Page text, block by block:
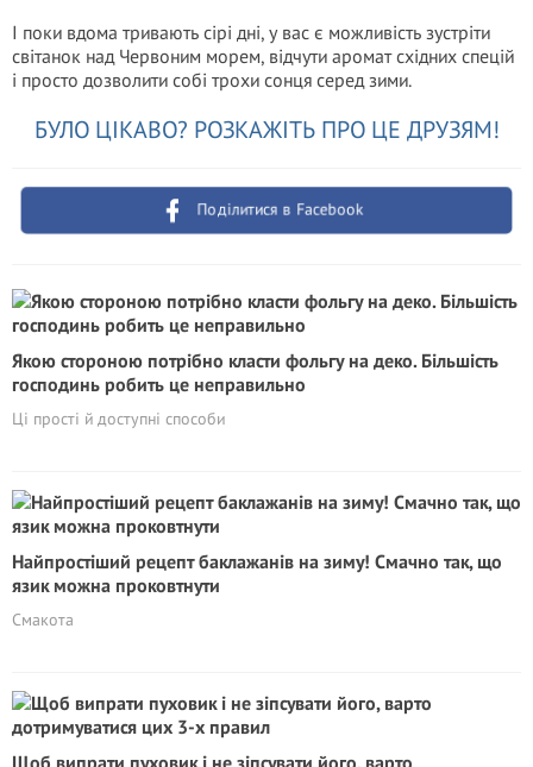
І поки вдома тривають сірі дні, у вас є можливість зустріти
світанок над Червоним морем, відчути аромат східних спецій
і просто дозволити собі трохи сонця серед зими.
БУЛО ЦІКАВО? РОЗКАЖІТЬ ПРО ЦЕ ДРУЗЯМ!
Поділитися в Facebook
Якою стороною потрібно класти фольгу на деко. Більшість
господинь робить це неправильно
Ці прості й доступні способи
Найпростіший рецепт баклажанів на зиму! Смачно так, що
язик можна проковтнути
Смакота
Щоб випрати пуховик і не зіпсувати його, варто